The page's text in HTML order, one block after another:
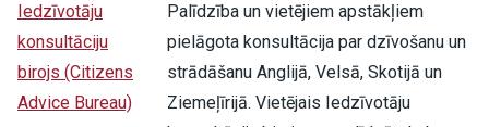
Iedzīvotāju
konsultāciju
birojs (Citizens
Advice Bureau)
Palīdzība un vietējiem apstākļiem
pielāgota konsultācija par dzīvošanu un
strādāšanu Anglijā, Velsā, Skotijā un
Ziemeļīrijā. Vietējais Iedzīvotāju